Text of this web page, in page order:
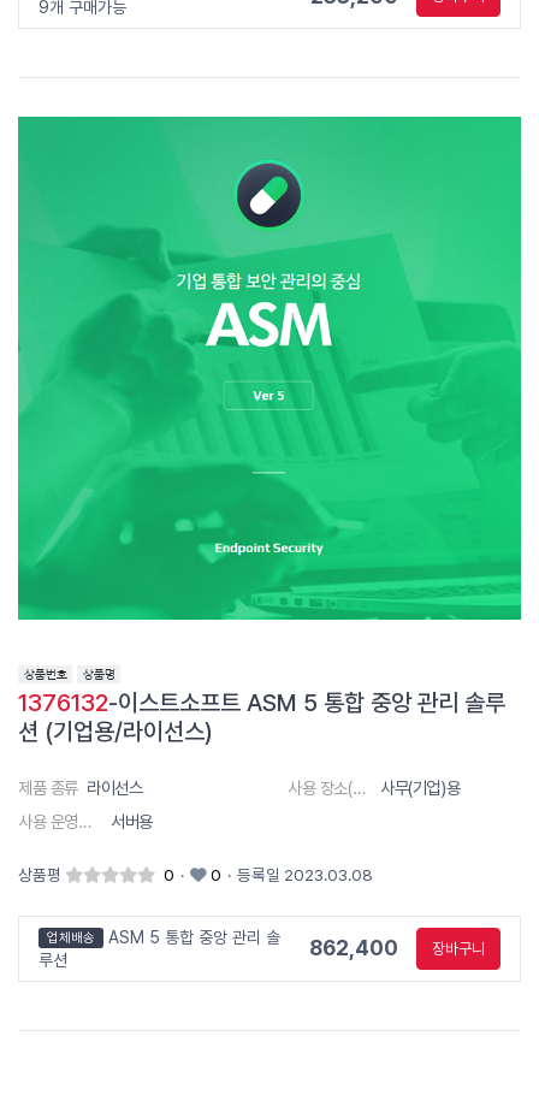
9개 구매가능
1376132-이스트소프트 ASM 5 통합 중앙 관리 솔루
션 (기업용/라이선스)
제품 종류 라이선스 사용 장소(대상)
사무(기업)용
사용 운영체제
서버용
상품평 0 · 0 · 등록일 2023.03.08
업체배송
ASM 5 통합 중앙 관리 솔
루션
862,400 장바구니